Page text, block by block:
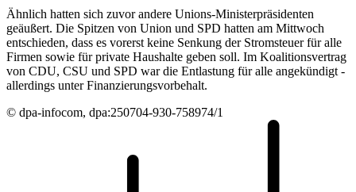
Ähnlich hatten sich zuvor andere Unions-Ministerpräsidenten
geäußert. Die Spitzen von Union und SPD hatten am Mittwoch
entschieden, dass es vorerst keine Senkung der Stromsteuer für alle
Firmen sowie für private Haushalte geben soll. Im Koalitionsvertrag
von CDU, CSU und SPD war die Entlastung für alle angekündigt -
allerdings unter Finanzierungsvorbehalt.
© dpa-infocom, dpa:250704-930-758974/1